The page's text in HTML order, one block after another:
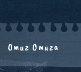
Omuz Omuza